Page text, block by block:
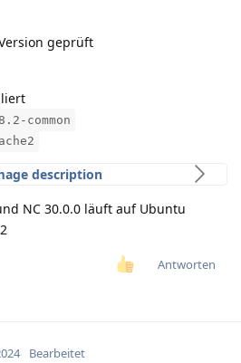
geprüft
common
NC 30.0.0 läuft auf Ubuntu
Antworten
Bearbeitet